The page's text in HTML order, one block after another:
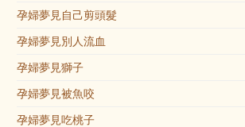
孕婦夢見自己剪頭髮
孕婦夢見別人流血
孕婦夢見獅子
孕婦夢見被魚咬
孕婦夢見吃桃子